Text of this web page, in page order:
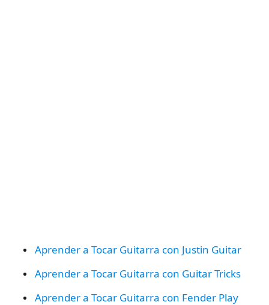
Aprender a Tocar Guitarra con Justin Guitar
Aprender a Tocar Guitarra con Guitar Tricks
Aprender a Tocar Guitarra con Fender Play